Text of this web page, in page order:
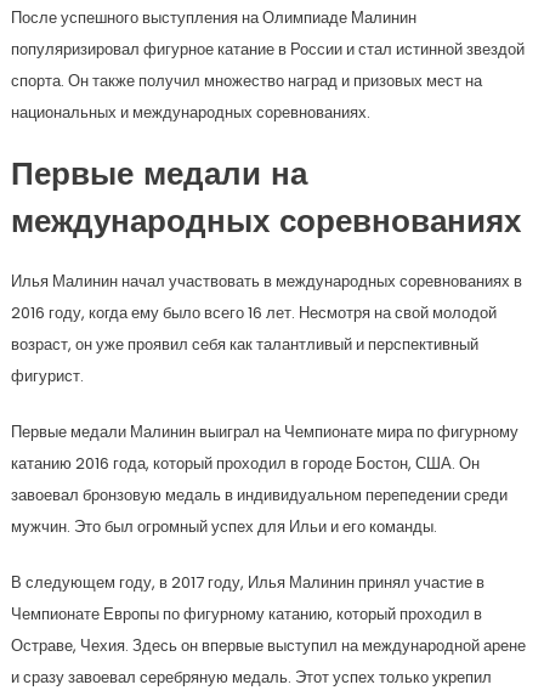
После успешного выступления на Олимпиаде Малинин
популяризировал фигурное катание в России и стал истинной звездой
спорта. Он также получил множество наград и призовых мест на
национальных и международных соревнованиях.
Первые медали на
международных соревнованиях
Илья Малинин начал участвовать в международных соревнованиях в
2016 году, когда ему было всего 16 лет. Несмотря на свой молодой
возраст, он уже проявил себя как талантливый и перспективный
фигурист.
Первые медали Малинин выиграл на Чемпионате мира по фигурному
катанию 2016 года, который проходил в городе Бостон, США. Он
завоевал бронзовую медаль в индивидуальном перепедении среди
мужчин. Это был огромный успех для Ильи и его команды.
В следующем году, в 2017 году, Илья Малинин принял участие в
Чемпионате Европы по фигурному катанию, который проходил в
Остраве, Чехия. Здесь он впервые выступил на международной арене
и сразу завоевал серебряную медаль. Этот успех только укрепил